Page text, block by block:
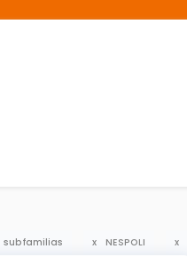
subfamilias NESPOLI